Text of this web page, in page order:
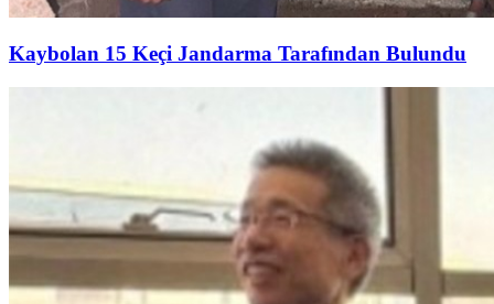
Kaybolan 15 Keçi Jandarma Tarafından Bulundu